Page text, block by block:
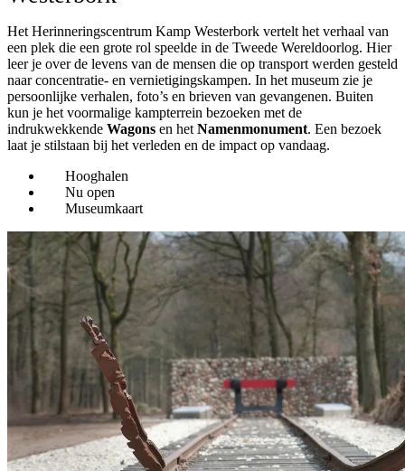
Het Herinneringscentrum Kamp Westerbork vertelt het verhaal van
een plek die een grote rol speelde in de Tweede Wereldoorlog. Hier
leer je over de levens van de mensen die op transport werden gesteld
naar concentratie- en vernietigingskampen. In het museum zie je
persoonlijke verhalen, foto’s en brieven van gevangenen. Buiten
kun je het voormalige kampterrein bezoeken met de
indrukwekkende Wagons en het Namenmonument. Een bezoek
laat je stilstaan bij het verleden en de impact op vandaag.
Hooghalen
Nu open
Museumkaart